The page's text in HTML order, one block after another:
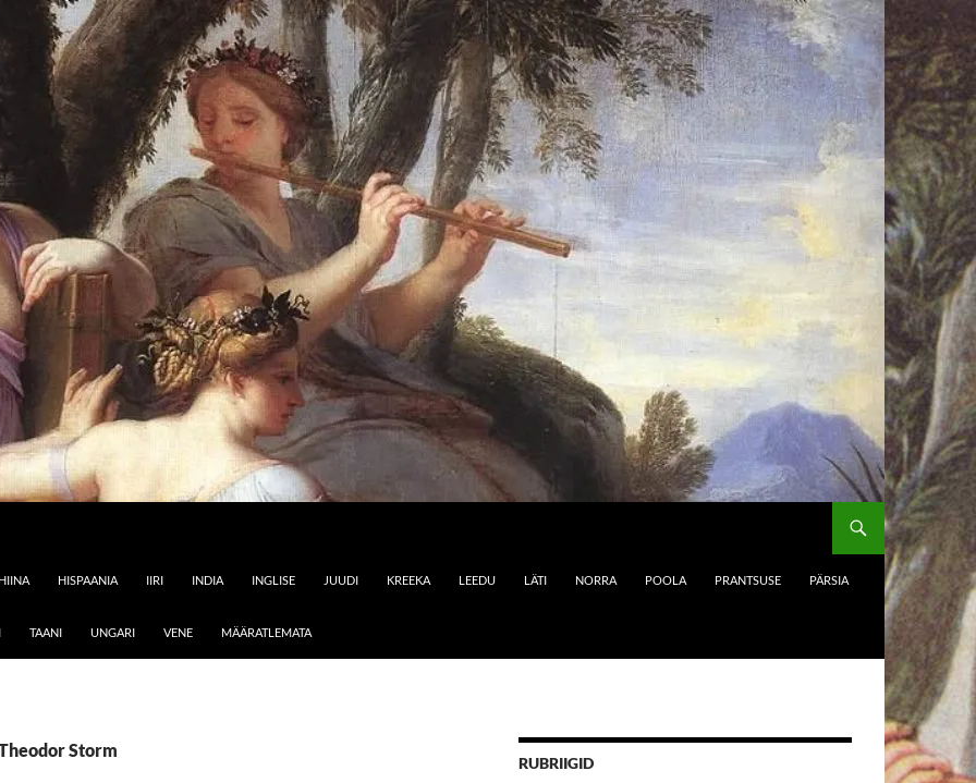
HIINA HISPAANIA IIRI INDIA INGLISE JUUDI KREEKA LEEDU LÄTI NORRA POOLA PRANTSUSE PÄRSIA
TAANI UNGARI VENE MÄÄRATLEMATA
Storm
RUBRIIGID